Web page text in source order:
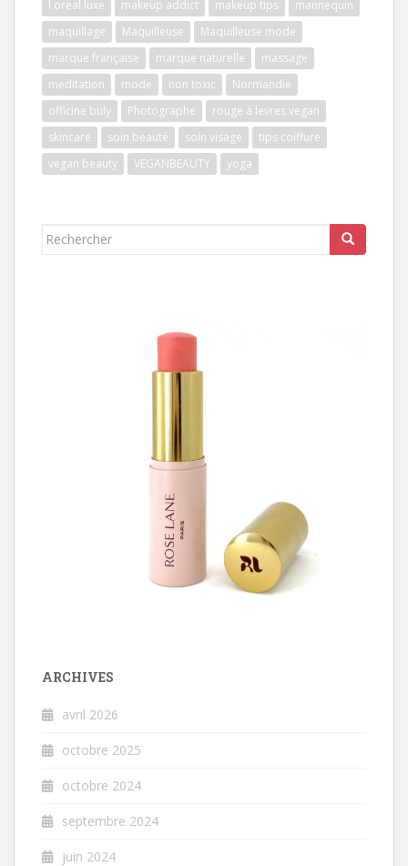
l oreal luxe makeup addict makeup tips
mannequin
maquillage
Maquilleuse
Maquilleuse mode
marque française
marque naturelle
massage
meditation
mode non toxic
Normandie
officine buly
Photographe
rouge à levres vegan
skincare
soin beauté soin visage
tips coiffure
vegan beauty
VEGANBEAUTY yoga
Rechercher...
ARCHIVES
avril 2026
octobre 2025
octobre 2024
septembre 2024
juin 2024